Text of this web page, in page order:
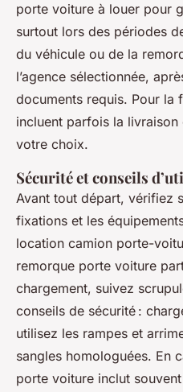
porte voiture à louer pour
surtout lors des périodes
du véhicule ou de la
l’agence sélectionnée,
documents requis. Pour la
incluent parfois la livraison
votre choix.
Sécurité et conseils
Avant tout départ, vérifiez
fixations et les
location camion porte-
remorque porte voiture
chargement, suivez
conseils de sécurité :
utilisez les rampes et
sangles homologuées. En
porte voiture inclut